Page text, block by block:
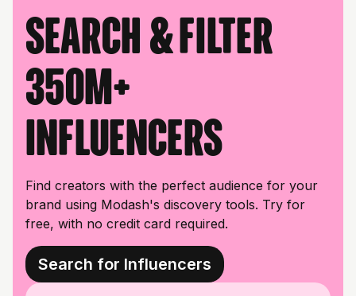
Search & filter
350M+
influencers
Find creators with the perfect audience for your
brand using Modash's discovery tools. Try for
free, with no credit card required.
Search for Influencers